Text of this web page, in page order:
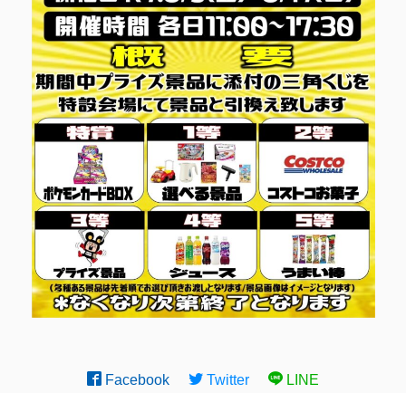
Facebook Twitter LINE